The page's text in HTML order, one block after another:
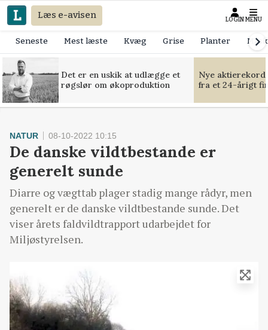
Læs e-avisen LOGIN MENU
Seneste Mest læste Kvæg Grise Planter
Det er en uskik at udlægge et
røgslør om økoproduktion
Nye
fra et 24-årigt
NATUR 08-10-2022 10:15
De danske vildtbestande er
generelt sunde
Diarre og vægttab plager stadig mange rådyr, men
generelt er de danske vildtbestande sunde. Det
viser årets faldvildtrapport udarbejdet for
Miljøstyrelsen.